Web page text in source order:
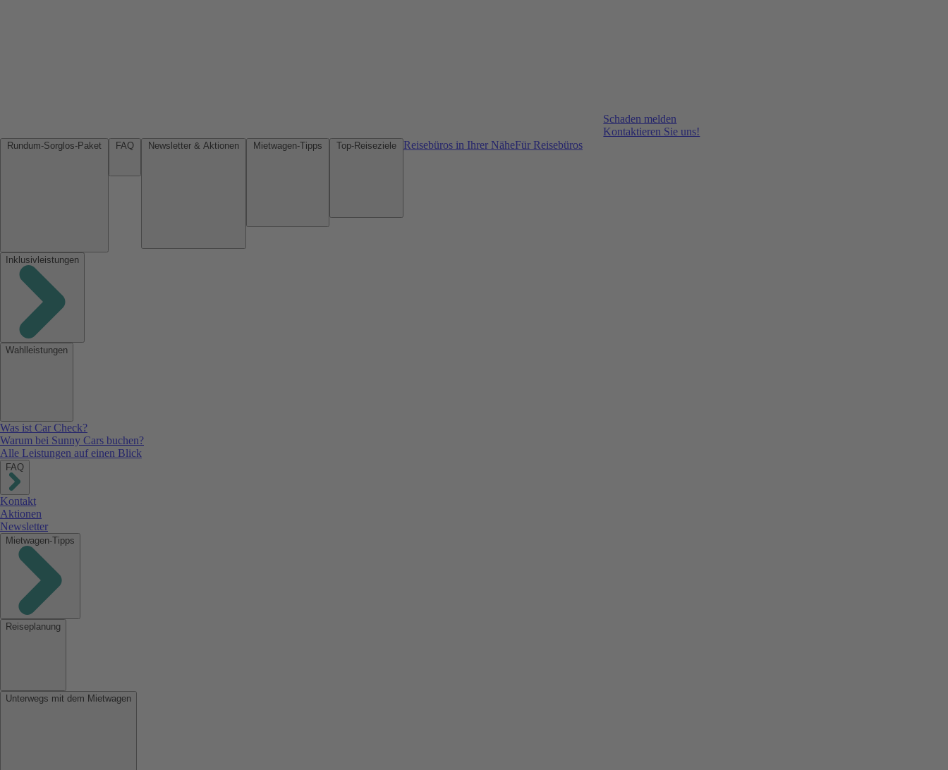
Schaden melden
Kontaktieren Sie uns!
Reisebüros in Ihrer NäheFür Reisebüros
Inklusivleistungen
Wahlleistungen
Was ist Car Check?
Warum bei Sunny Cars buchen?
Alle Leistungen auf einen Blick
FAQ
Kontakt
Aktionen
Newsletter
Mietwagen-Tipps
Reiseplanung
Unterwegs mit dem Mietwagen